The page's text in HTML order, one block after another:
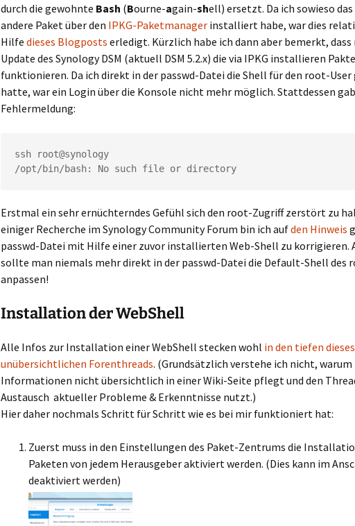
durch die gewohnte Bash (Bourne-again-shell) ersetzt. Da ich sowieso
andere Paket über den IPKG-Paketmanager installiert habe, war dies
Hilfe dieses Blogposts erledigt. Kürzlich habe ich dann aber bemerkt,
Update des Synology DSM (aktuell DSM 5.2.x) die via IPKG installieren
funktionieren. Da ich direkt in der passwd-Datei die Shell für den root-User
hatte, war ein Login über die Konsole nicht mehr möglich. Stattdessen
Fehlermeldung:
/opt/bin/bash: No such file or directory
Erstmal ein sehr ernüchterndes Gefühl sich den root-Zugriff zerstört zu
einiger Recherche im Synology Community Forum bin ich aufden Hinweis
passwd-Datei mit Hilfe einer zuvor installierten Web-Shell zu korrigieren.
sollte man niemals mehr direkt in der passwd-Datei die Default-Shell des
anpassen!
Installation der WebShell
Alle Infos zur Installation einer WebShell stecken wohl in den tiefen dieses
unübersichtlichen Forenthreads. (Grundsätzlich verstehe ich nicht, warum
Informationen nicht übersichtlich in einer Wiki-Seite pflegt und den
Austausch aktueller Probleme & Erkenntnisse nutzt.)
Hier daher nochmals Schritt für Schritt wie es bei mir funktioniert hat:
Zuerst muss in den Einstellungen des Paket-Zentrums die
Paketen von jedem Herausgeber aktiviert werden. (Dies kann im
deaktiviert werden)